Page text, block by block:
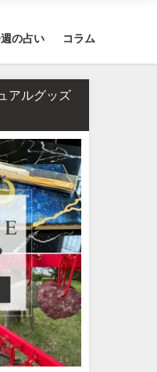
の占い コラム
誕生日占い・運命の人を顔
付きで完全無料で鑑定しま
アルグッズ